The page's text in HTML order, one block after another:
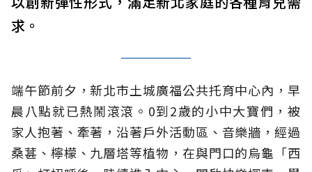
求。
端午節前夕，新北市土城廣福公共托育中心內，早
晨八點就已熱鬧滾滾。0到2歲的小中大寶們，被
家人抱著、牽著，沿著戶外活動區、音樂牆，經過
桑葚、檸檬、九層塔等植物，在與門口的烏龜「西